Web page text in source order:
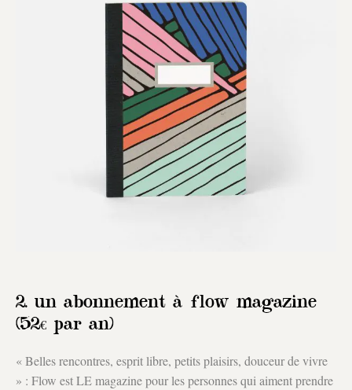
2. un abonnement à flow magazine
(52€ par an)
« Belles rencontres, esprit libre, petits plaisirs, douceur de vivre
» : Flow est LE magazine pour les personnes qui aiment prendre